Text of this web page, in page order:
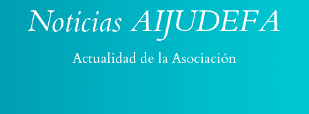
Noticias AIJUDEFA
Actualidad de la Asociación